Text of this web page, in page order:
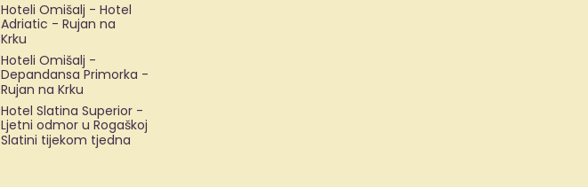
Hoteli Omišalj - Hotel
Adriatic - Rujan na
Krku
Hoteli Omišalj -
Depandansa Primorka -
Rujan na Krku
Hotel Slatina Superior -
Ljetni odmor u Rogaškoj
Slatini tijekom tjedna